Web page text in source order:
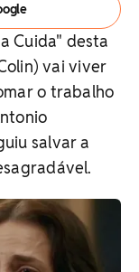
Cuida" desta
vai viver
o trabalho
salvar a